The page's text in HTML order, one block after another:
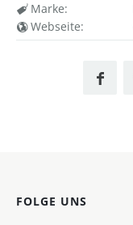
Marke:
Webseite:
FOLGE UNS